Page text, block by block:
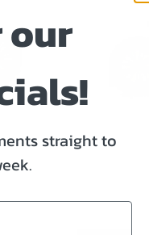
our
straight to